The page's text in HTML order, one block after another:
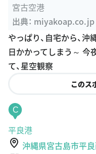
宮古空港
出典： miyakoap.co.jp
やっぱり、自宅から、
日かかってしまう～ 今
て、星空観察
このス
C
平良港
沖縄県宮古島市平